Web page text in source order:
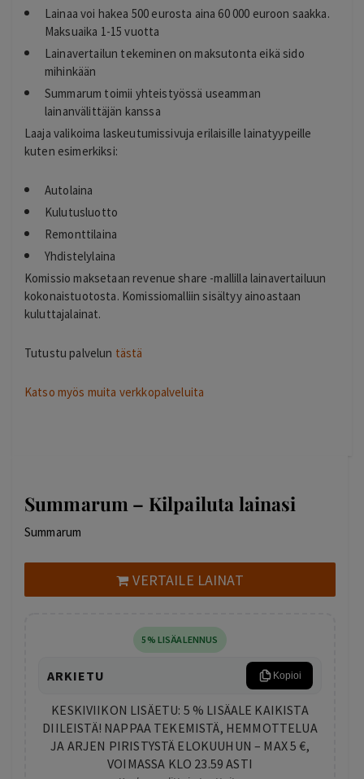
Lainaa voi hakea 500 eurosta aina 60 000 euroon saakka.
Maksuaika 1-15 vuotta
Lainavertailun tekeminen on maksutonta eikä sido
mihinkään
Summarum toimii yhteistyössä useamman
lainanvälittäjän kanssa
Laaja valikoima laskeutumissivuja erilaisille lainatyypeille
kuten esimerkiksi:
Autolaina
Kulutusluotto
Remonttilaina
Yhdistelylaina
Komissio maksetaan revenue share -mallilla lainavertailuun
kokonaistuotosta. Komissiomalliin sisältyy ainoastaan
kuluttajalainat.
Tutustu palvelun tästä
Katso myös muita verkkopalveluita
Summarum – Kilpailuta lainasi
Summarum
VERTAILE LAINAT
5% LISÄALENNUS
ARKIETU Kopioi
KESKIVIIKON LISÄETU: 5 % LISÄALE KAIKISTA
DIILEISTÄ! NAPPAA TEKEMISTÄ, HEMMOTTELUA
JA ARJEN PIRISTYSTÄ ELOKUUHUN – MAX 5 €,
VOIMASSA KLO 23.59 ASTI